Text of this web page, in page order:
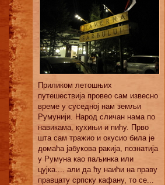
Приликом летошњих
путешествија провео сам извесно
време у суседној нам земљи
Румунији. Народ сличан нама по
навикама, кухињи и пићу. Прво
шта сам тражио и окусио била је
домаћа јабукова ракија, познатија
у Румуна као паљинка или
цујка.... али да ћу наићи на праву
правцату српску кафану, то се...